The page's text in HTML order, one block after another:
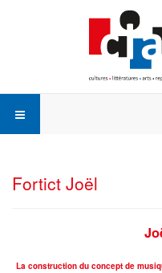
Fortict Joël
La construction du concept de